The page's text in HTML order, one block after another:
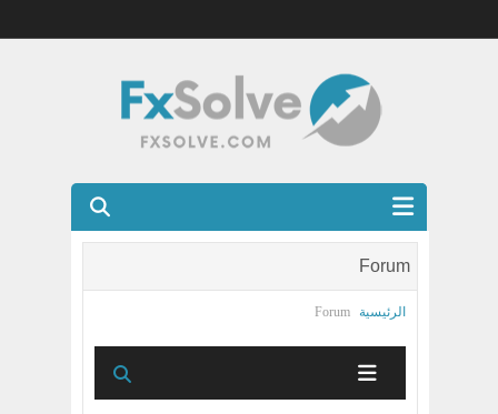
شركات الفوركس المرخصه
العضويه الذهبيه VIP
اتصل بنا
Forum
الرئيسية